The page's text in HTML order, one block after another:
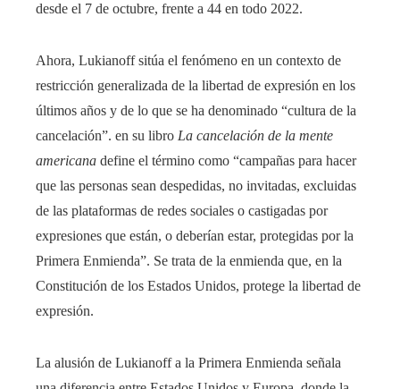
desde el 7 de octubre, frente a 44 en todo 2022.
Ahora, Lukianoff sitúa el fenómeno en un contexto de
restricción generalizada de la libertad de expresión en los
últimos años y de lo que se ha denominado “cultura de la
cancelación”. en su libro La cancelación de la mente
americana define el término como “campañas para hacer
que las personas sean despedidas, no invitadas, excluidas
de las plataformas de redes sociales o castigadas por
expresiones que están, o deberían estar, protegidas por la
Primera Enmienda”. Se trata de la enmienda que, en la
Constitución de los Estados Unidos, protege la libertad de
expresión.
La alusión de Lukianoff a la Primera Enmienda señala